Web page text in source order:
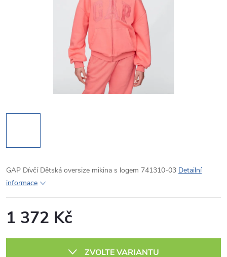
GAP Dívčí Dětská oversize mikina s logem 741310-03 Detailní
informace
1 372 Kč
ZVOLTE VARIANTU